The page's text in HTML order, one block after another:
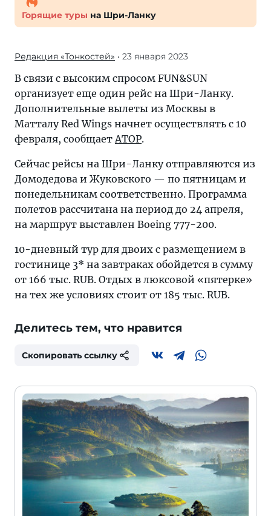
Горящие туры на Шри-Ланку
Редакция «Тонкостей» • 23 января 2023
В связи с высоким спросом FUN&SUN
организует еще один рейс на Шри-Ланку.
Дополнительные вылеты из Москвы в
Матталу Red Wings начнет осуществлять с 10
февраля, сообщаетАТОР.
Сейчас рейсы на Шри-Ланку отправляются из
Домодедова и Жуковского — по пятницам и
понедельникам соответственно. Программа
полетов рассчитана на период до 24 апреля,
на маршрут выставлен Boeing 777-200.
10-дневный тур для двоих с размещением в
гостинице 3* на завтраках обойдется в сумму
от 166 тыс. RUB. Отдых в люксовой «пятерке»
на тех же условиях стоит от 185 тыс. RUB.
Делитесь тем, что нравится
Скопировать ссылку